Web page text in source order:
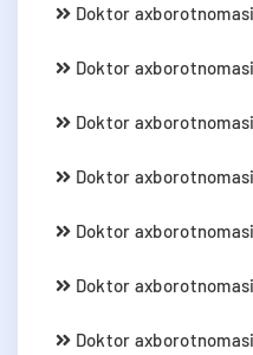
Doktor
Doktor
Doktor
Doktor
Doktor
Doktor
Doktor